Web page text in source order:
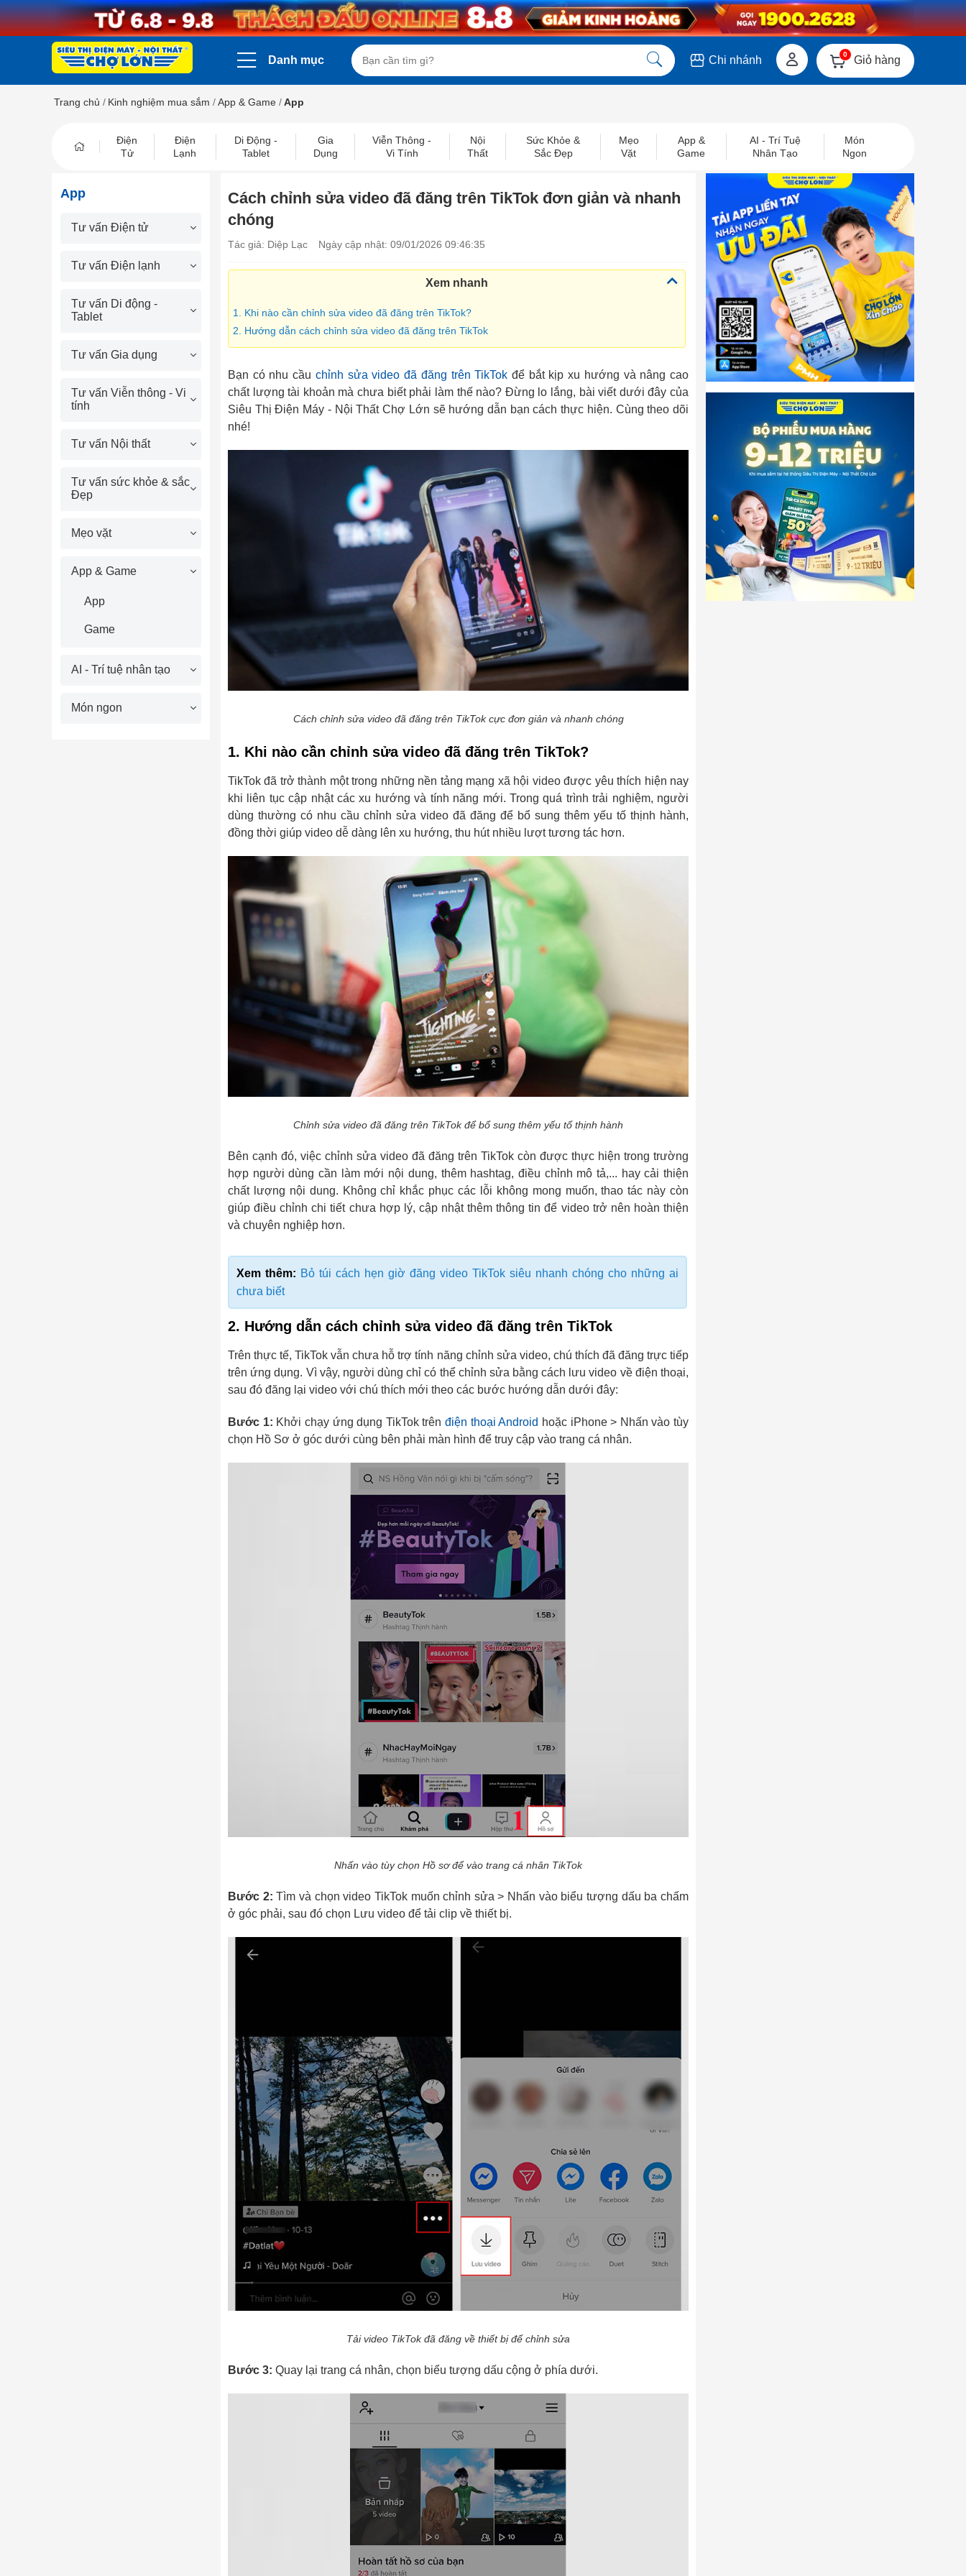
Danh mục Chi nhánh 0 Giỏ hàng
Trang chủ / Kinh nghiệm mua sắm /App & Game /App
Điện
Tử
Điện
Lạnh
Di Động -
Tablet
Gia
Dụng
Viễn Thông -
Vi Tính
Nội
Thất
Sức Khỏe &
Sắc Đẹp
Mẹo
Vặt
App &
Game
AI - Trí Tuệ
Nhân Tạo
Món
Ngon
App
Tư vấn Điện tử
Tư vấn Điện lạnh
Tư vấn Di động -
Tablet
Tư vấn Gia dụng
Tư vấn Viễn thông - Vi
tính
Tư vấn Nội thất
Tư vấn sức khỏe & sắc
Đẹp
Mẹo vặt
App & Game
App
Game
AI - Trí tuệ nhân tạo
Món ngon
Cách chỉnh sửa video đã đăng trên TikTok đơn giản và nhanh
chóng
Tác giả: Diệp Lạc Ngày cập nhật: 09/01/2026 09:46:35
Xem nhanh
1. Khi nào cần chỉnh sửa video đã đăng trên TikTok?
2. Hướng dẫn cách chỉnh sửa video đã đăng trên TikTok
Bạn có nhu cầu chỉnh sửa video đã đăng trên TikTok để bắt kịp xu hướng và nâng cao
chất lượng tài khoản mà chưa biết phải làm thế nào? Đừng lo lắng, bài viết dưới đây của
Siêu Thị Điện Máy - Nội Thất Chợ Lớn sẽ hướng dẫn bạn cách thực hiện. Cùng theo dõi
nhé!
Cách chỉnh sửa video đã đăng trên TikTok cực đơn giản và nhanh chóng
1. Khi nào cần chỉnh sửa video đã đăng trên TikTok?
TikTok đã trở thành một trong những nền tảng mạng xã hội video được yêu thích hiện nay
khi liên tục cập nhật các xu hướng và tính năng mới. Trong quá trình trải nghiệm, người
dùng thường có nhu cầu chỉnh sửa video đã đăng để bổ sung thêm yếu tố thịnh hành,
đồng thời giúp video dễ dàng lên xu hướng, thu hút nhiều lượt tương tác hơn.
Chỉnh sửa video đã đăng trên TikTok để bổ sung thêm yếu tố thịnh hành
Bên cạnh đó, việc chỉnh sửa video đã đăng trên TikTok còn được thực hiện trong trường
hợp người dùng cần làm mới nội dung, thêm hashtag, điều chỉnh mô tả,... hay cải thiện
chất lượng nội dung. Không chỉ khắc phục các lỗi không mong muốn, thao tác này còn
giúp điều chỉnh chi tiết chưa hợp lý, cập nhật thêm thông tin để video trở nên hoàn thiện
và chuyên nghiệp hơn.
Xem thêm: Bỏ túi cách hẹn giờ đăng video TikTok siêu nhanh chóng cho những ai
chưa biết
2. Hướng dẫn cách chỉnh sửa video đã đăng trên TikTok
Trên thực tế, TikTok vẫn chưa hỗ trợ tính năng chỉnh sửa video, chú thích đã đăng trực tiếp
trên ứng dụng. Vì vậy, người dùng chỉ có thể chỉnh sửa bằng cách lưu video về điện thoại,
sau đó đăng lại video với chú thích mới theo các bước hướng dẫn dưới đây:
Bước 1: Khởi chạy ứng dụng TikTok trên điện thoại Android hoặc iPhone > Nhấn vào tùy
chọn Hồ Sơ ở góc dưới cùng bên phải màn hình để truy cập vào trang cá nhân.
Nhấn vào tùy chọn Hồ sơ để vào trang cá nhân TikTok
Bước 2: Tìm và chọn video TikTok muốn chỉnh sửa > Nhấn vào biểu tượng dấu ba chấm
ở góc phải, sau đó chọn Lưu video để tải clip về thiết bị.
Tải video TikTok đã đăng về thiết bị để chỉnh sửa
Bước 3: Quay lại trang cá nhân, chọn biểu tượng dấu cộng ở phía dưới.